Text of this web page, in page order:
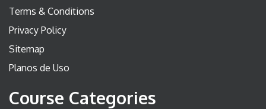
Terms & Conditions
Privacy Policy
Sitemap
Planos de Uso
Course Categories